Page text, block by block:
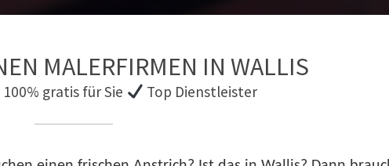
MALERFIRMEN IN WALLIS
100% gratis für Sie Top Dienstleister